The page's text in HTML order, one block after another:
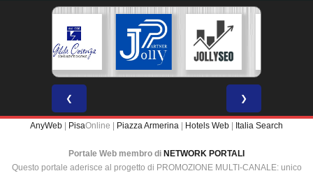
❮ ❯
AnyWeb PisaOnline | Piazza Armerina Hotels Web Italia Search
Portale Web membro di NETWORK PORTALI
Questo portale aderisce al progetto di PROMOZIONE MULTI-CANALE: unico